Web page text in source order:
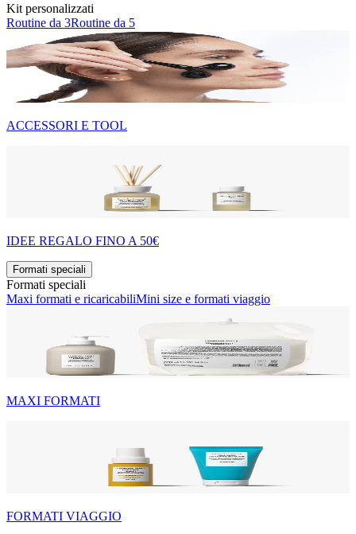
Kit personalizzati
Routine da 3Routine da 5
ACCESSORI E TOOL
IDEE REGALO FINO A 50€
Formati speciali
Formati speciali
Maxi formati e ricaricabiliMini size e formati viaggio
MAXI FORMATI
FORMATI VIAGGIO